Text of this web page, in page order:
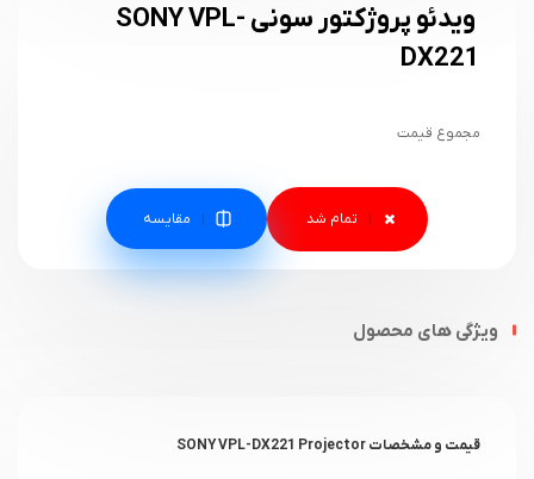
ویدئو پروژکتور سونی SONY VPL-
DX221
مجموع قیمت
مقایسه
ویژگی های محصول
قیمت و مشخصات SONY VPL-DX221 Projector